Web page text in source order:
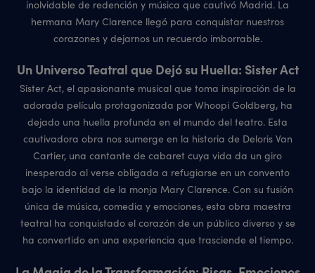
inolvidable de redención y música que cautivó Madrid. La
hermana Mary Clarence llegó para conquistar nuestros
corazones y dejarnos un recuerdo imborrable.
Un Universo Teatral que Dejó su Huella: Sister Act
Sister Act, el apasionante musical que toma inspiración de la
adorada película protagonizada por Whoopi Goldberg, ha
dejado una huella profunda en el mundo del teatro. Esta
cautivadora obra nos sumerge en la historia de Deloris Van
Cartier, una cantante de cabaret cuya vida da un giro
inesperado al verse obligada a refugiarse en un convento
bajo la identidad de la monja Mary Clarence. Con su fusión
única de música, comedia y emociones, esta obra maestra
teatral ha conquistado el corazón de un público diverso y se
ha convertido en una experiencia que trasciende el tiempo.